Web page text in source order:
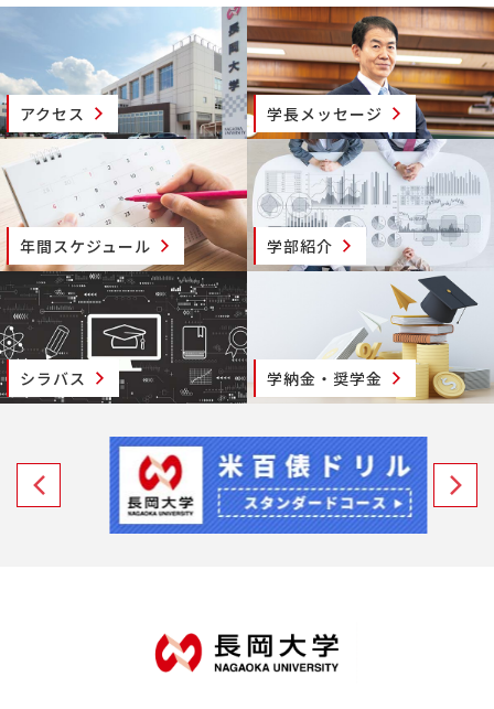
アクセス 学長メッセージ
年間スケジュール 学部紹介
シラバス 学納金・奨学金